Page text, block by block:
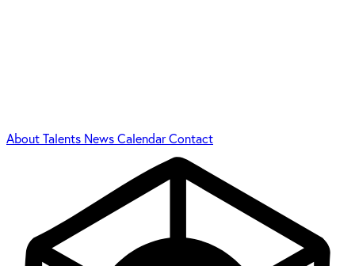
AboutTalents NewsCalendarContact